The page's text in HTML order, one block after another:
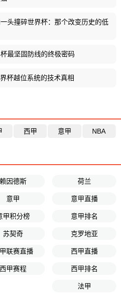
头撞碎世界杯：那个改变历史的低
最坚固防线的终极密码
杯越位系统的技术真相
西甲 意甲 NBA
赖因德斯 荷兰
意甲 意甲直播
甲积分榜 意甲排名
苏契奇 克罗地亚
联赛直播 西甲直播
西甲赛程 西甲排名
法甲